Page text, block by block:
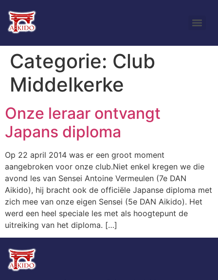
Categorie: Club
Middelkerke
Onze leraar ontvangt
Japans diploma
Op 22 april 2014 was er een groot moment
aangebroken voor onze club.Niet enkel kregen we die
avond les van Sensei Antoine Vermeulen (7e DAN
Aikido), hij bracht ook de officiële Japanse diploma met
zich mee van onze eigen Sensei (5e DAN Aikido). Het
werd een heel speciale les met als hoogtepunt de
uitreiking van het diploma. […]